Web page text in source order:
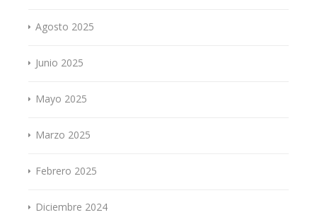
Agosto 2025
Junio 2025
Mayo 2025
Marzo 2025
Febrero 2025
Diciembre 2024